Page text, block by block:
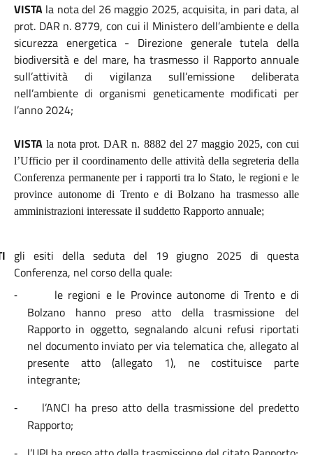
VISTA la nota del 26 maggio 2025, acquisita, in pari data, al
prot. DAR n. 8779, con cui il Ministero dell’ambiente e della
sicurezza energetica - Direzione generale tutela della
biodiversità e del mare, ha trasmesso il Rapporto annuale
sull’attività di vigilanza sull’emissione deliberata
nell’ambiente di organismi geneticamente modificati per
l’anno 2024;
VISTA la nota prot. DAR n. 8882 del 27 maggio 2025, con cui
l’Ufficio per il coordinamento delle attività della segreteria della
Conferenza permanente per i rapporti tra lo Stato, le regioni e le
province autonome di Trento e di Bolzano ha trasmesso alle
amministrazioni interessate il suddetto Rapporto annuale;
gli esiti della seduta del 19 giugno 2025 di questa
Conferenza, nel corso della quale:
- le regioni e le Province autonome di Trento e di
Bolzano hanno preso atto della trasmissione del
Rapporto in oggetto, segnalando alcuni refusi riportati
nel documento inviato per via telematica che, allegato al
presente atto (allegato 1), ne costituisce parte
integrante;
- l’ANCI ha preso atto della trasmissione del predetto
Rapporto;